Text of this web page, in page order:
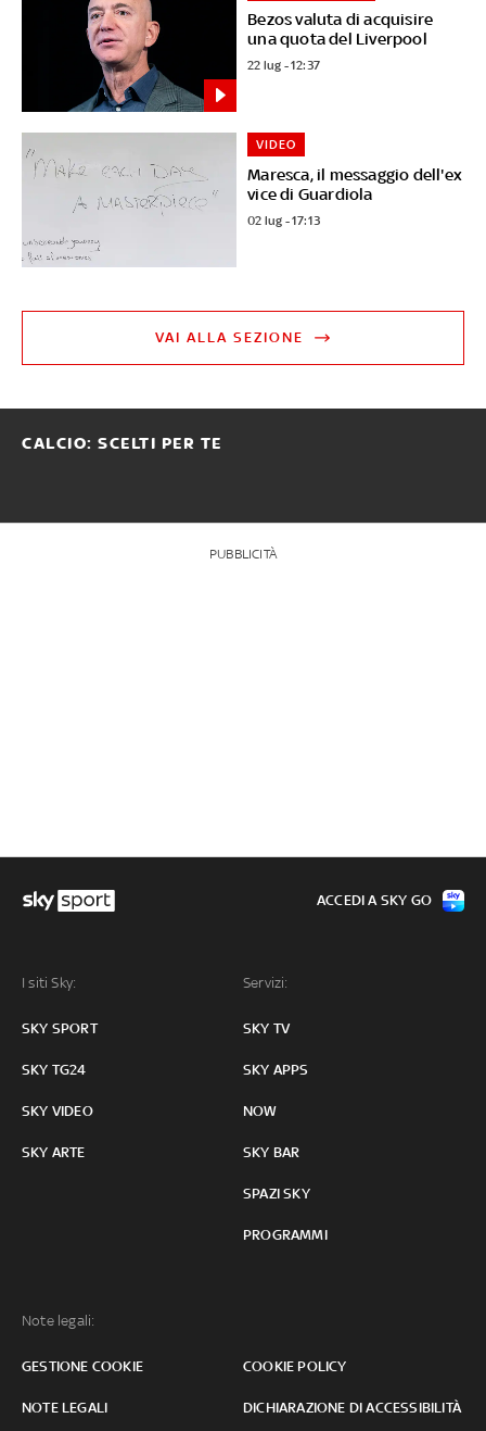
Bezos valuta di acquisire
una quota del Liverpool
22 lug - 12:37
Maresca, il messaggio dell'ex
vice di Guardiola
VIDEO
02 lug - 17:13
VAI ALLA SEZIONE
CALCIO: SCELTI PER TE
PUBBLICITÀ
I siti Sky:
SKY SPORT
SKY TG24
SKY VIDEO
SKY ARTE
Servizi:
SKY TV
SKY APPS
NOW
SKY BAR
SPAZI SKY
PROGRAMMI
Note legali:
GESTIONE COOKIE COOKIE POLICY
NOTE LEGALI DICHIARAZIONE DI ACCESSIBILITÀ
ACCEDI A SKY GO